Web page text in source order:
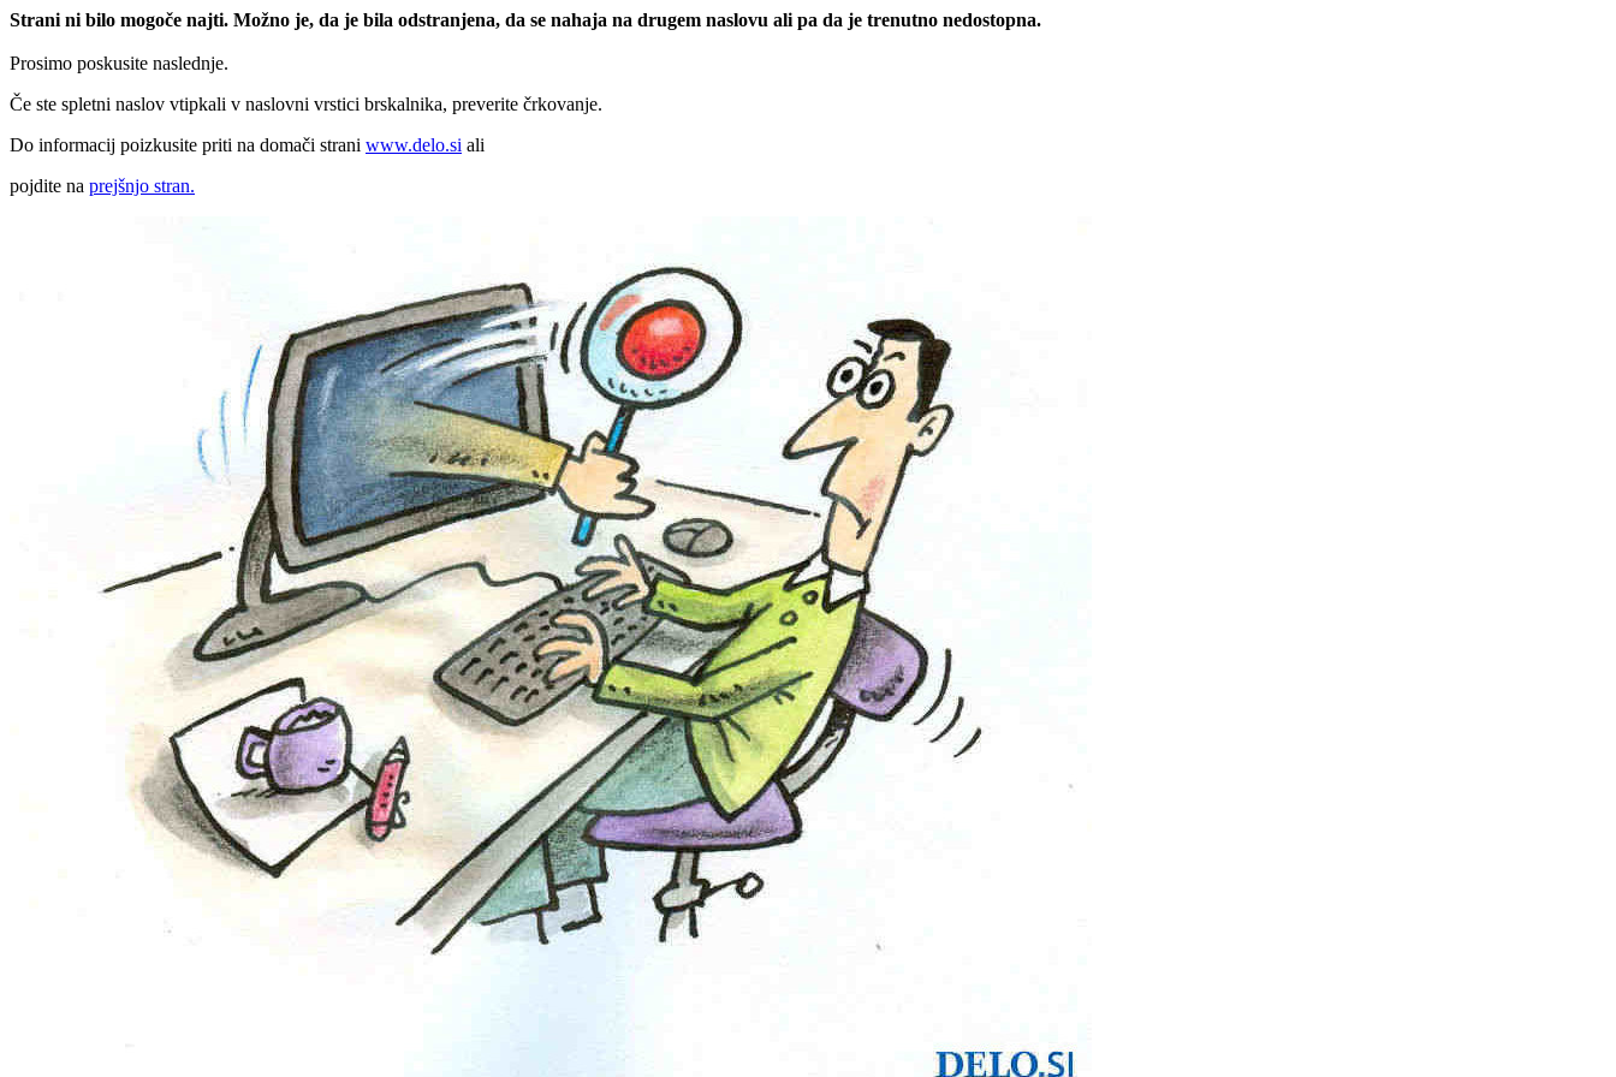
Strani ni bilo mogoče najti. Možno je, da je bila odstranjena, da se nahaja na drugem naslovu ali pa da je trenutno nedostopna.
Prosimo poskusite naslednje.
Če ste spletni naslov vtipkali v naslovni vrstici brskalnika, preverite črkovanje.
Do informacij poizkusite priti na domači strani www.delo.si ali
pojdite na prejšnjo stran.